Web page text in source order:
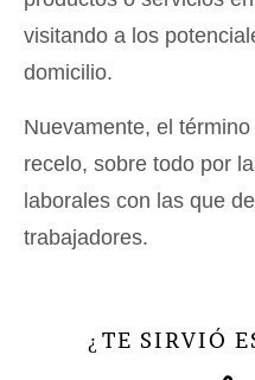
visitando a los
domicilio.
Nuevamente, el
recelo, sobre todo por
laborales con las que
trabajadores.
¿ TE SIRVIÓ